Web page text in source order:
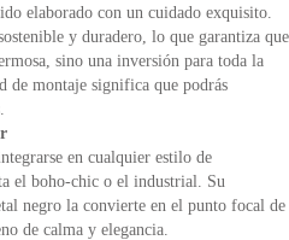
elaborado con un cuidado exquisito.
y duradero, lo que garantiza que
sino una inversión para toda la
de montaje significa que podrás
en cualquier estilo de
el boho-chic o el industrial. Su
negro la convierte en el punto focal de
de calma y elegancia.